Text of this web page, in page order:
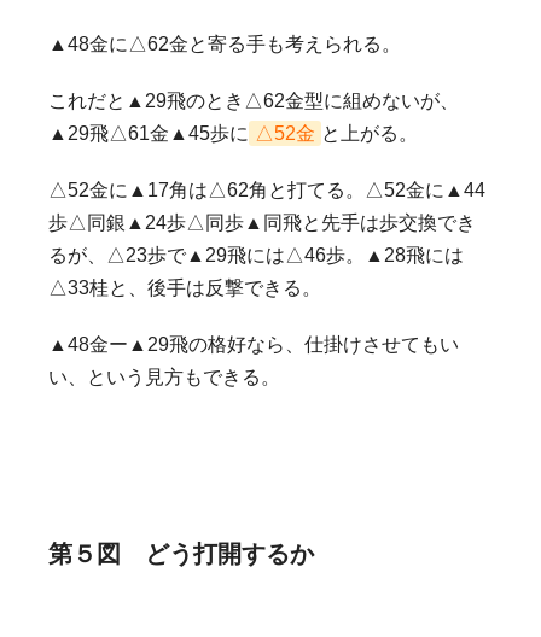
▲48金に△62金と寄る手も考えられる。
これだと▲29飛のとき△62金型に組めないが、
▲29飛△61金▲45歩に △52金 と上がる。
△52金に▲17角は△62角と打てる。△52金に▲44
歩△同銀▲24歩△同歩▲同飛と先手は歩交換でき
るが、△23歩で▲29飛には△46歩。▲28飛には
△33桂と、後手は反撃できる。
▲48金ー▲29飛の格好なら、仕掛けさせてもい
い、という見方もできる。
第５図 どう打開するか